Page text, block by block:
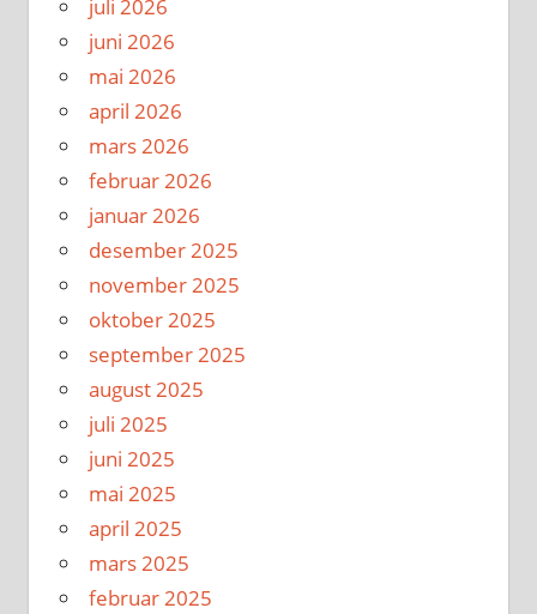
juli 2026
juni 2026
mai 2026
april 2026
mars 2026
februar 2026
januar 2026
desember 2025
november 2025
oktober 2025
september 2025
august 2025
juli 2025
juni 2025
mai 2025
april 2025
mars 2025
februar 2025